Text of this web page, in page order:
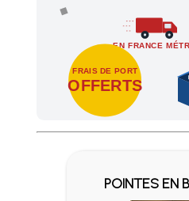
EN FRANCE
FRAIS DE PORT
OFFERTS
Profitez des Frais de port
POINTES EN